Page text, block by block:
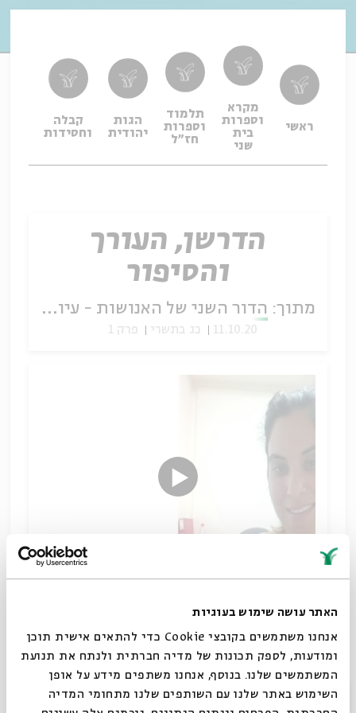
האתר עושה שימוש בעוגיות
אנחנו משתמשים בקובצי Cookie כדי להתאים אישית תוכן
ומודעות, לספק תכונות של מדיה חברתית ולנתח את תנועת
המשתמשים שלנו. בנוסף, אנחנו משתפים מידע על אופן
השימוש באתר שלנו עם השותפים שלנו מתחומי המדיה
ראשי
מקרא
וספרות
בית
שני
תלמוד
וספרות
חז"ל
הגות
יהודית
קבלה
וחסידות
הדרשן, העורך
והסיפור
מתוך: הדור השני של האנושות - עיון במדרשי קין והבל בבראשית רבה
11.10.20 כג בתשרי פרק 1
עולם המדרש החז"לי נחשף בפנינו לרוב קטעים קטעים -
הלימודי. העיון במדרש רבא כיחידה ספרותית חושף את
עבודת העריכה הייחודית לספרות המדרשית.
הדור השני של האנושות
סגור